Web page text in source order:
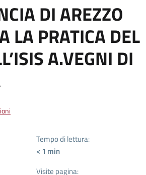
DI AREZZO
LA PRATICA DEL
A.VEGNI DI
Tempo di lettura:
< 1 min
Visite pagina: